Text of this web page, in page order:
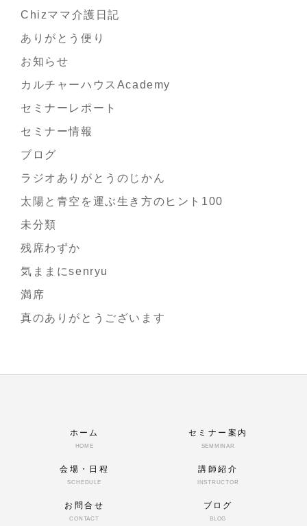
Chizママ介護日記
ありがとう便り
お知らせ
カルチャーハウスAcademy
セミナーレポート
セミナー情報
ブログ
ラジオありがとうのじかん
太陽と青空を運ぶ生き方のヒント100
未分類
残席わずか
気ままにsenryu
満席
真のありがとうございます
ホーム
HOME
セミナー案内
SEMMINAR
会場・日程
SCHEDULE
講師紹介
INSTRUCTOR
お問合せ
CONTACT
ブログ
BLOG